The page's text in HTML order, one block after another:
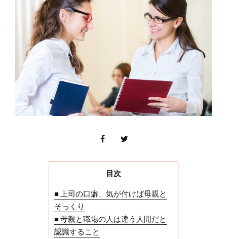
目次
■ 上司の口癖、気が付けば母親と
そっくり
■ 母親と職場の人は違う人間だと
認識すること